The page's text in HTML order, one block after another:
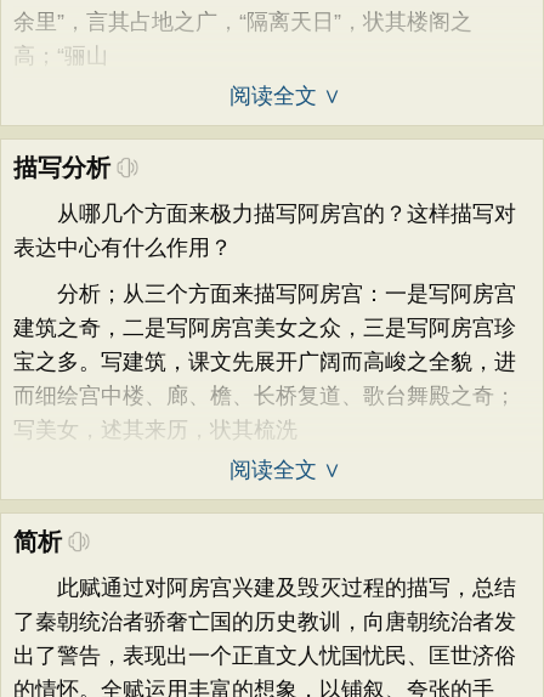
余里”，言其占地之广，“隔离天日”，状其楼阁之
高；“骊山
阅读全文 ∨
描写分析
从哪几个方面来极力描写阿房宫的？这样描写对
表达中心有什么作用？
分析；从三个方面来描写阿房宫：一是写阿房宫
建筑之奇，二是写阿房宫美女之众，三是写阿房宫珍
宝之多。写建筑，课文先展开广阔而高峻之全貌，进
而细绘宫中楼、廊、檐、长桥复道、歌台舞殿之奇；
写美女，述其来历，状其梳洗
阅读全文 ∨
简析
此赋通过对阿房宫兴建及毁灭过程的描写，总结
了秦朝统治者骄奢亡国的历史教训，向唐朝统治者发
出了警告，表现出一个正直文人忧国忧民、匡世济俗
的情怀。全赋运用丰富的想象，以铺叙、夸张的手